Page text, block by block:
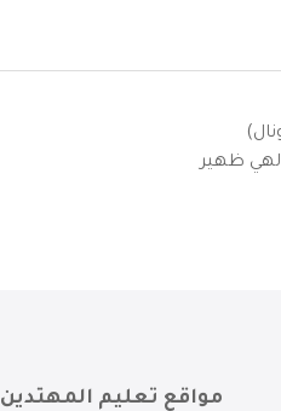
ظهير
مواقع تعليم المهتدين